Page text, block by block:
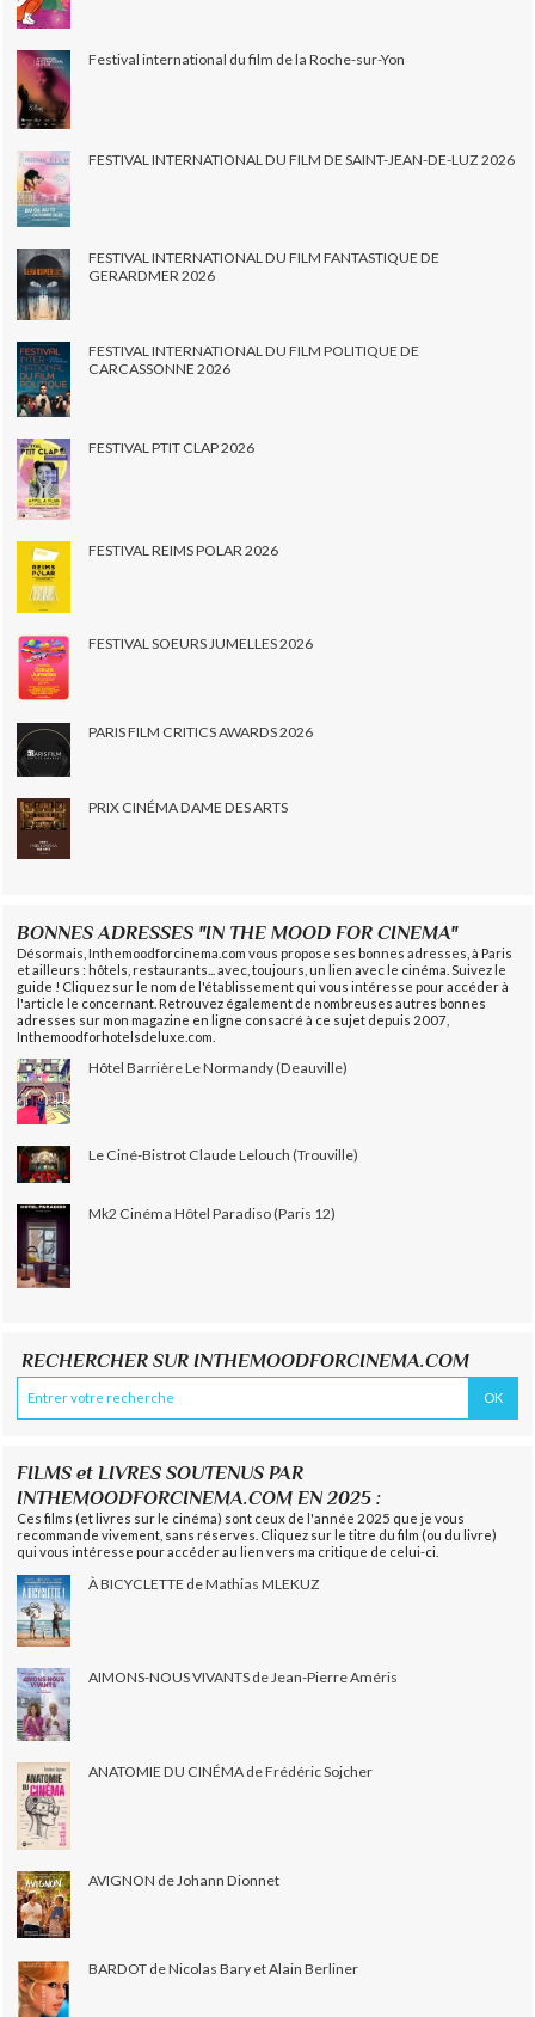
Festival international du film de la Roche-sur-Yon
FESTIVAL INTERNATIONAL DU FILM DE SAINT-JEAN-DE-LUZ 2026
FESTIVAL INTERNATIONAL DU FILM FANTASTIQUE DE
GERARDMER 2026
FESTIVAL INTERNATIONAL DU FILM POLITIQUE DE
CARCASSONNE 2026
FESTIVAL PTIT CLAP 2026
FESTIVAL REIMS POLAR 2026
FESTIVAL SOEURS JUMELLES 2026
PARIS FILM CRITICS AWARDS 2026
PRIX CINÉMA DAME DES ARTS
BONNES ADRESSES "IN THE MOOD FOR CINEMA"
Désormais, Inthemoodforcinema.com vous propose ses bonnes adresses, à Paris
et ailleurs : hôtels, restaurants... avec, toujours, un lien avec le cinéma. Suivez le
guide ! Cliquez sur le nom de l'établissement qui vous intéresse pour accéder à
l'article le concernant. Retrouvez également de nombreuses autres bonnes
adresses sur mon magazine en ligne consacré à ce sujet depuis 2007,
Inthemoodforhotelsdeluxe.com.
Hôtel Barrière Le Normandy (Deauville)
Le Ciné-Bistrot Claude Lelouch (Trouville)
Mk2 Cinéma Hôtel Paradiso (Paris 12)
RECHERCHER SUR INTHEMOODFORCINEMA.COM
FILMS et LIVRES SOUTENUS PAR
INTHEMOODFORCINEMA.COM EN 2025 :
Ces films (et livres sur le cinéma) sont ceux de l'année 2025 que je vous
recommande vivement, sans réserves. Cliquez sur le titre du film (ou du livre)
qui vous intéresse pour accéder au lien vers ma critique de celui-ci.
À BICYCLETTE de Mathias MLEKUZ
AIMONS-NOUS VIVANTS de Jean-Pierre Améris
ANATOMIE DU CINÉMA de Frédéric Sojcher
AVIGNON de Johann Dionnet
BARDOT de Nicolas Bary et Alain Berliner